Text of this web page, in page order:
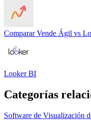
Comparar Vende Ágil vs
Looker BI
Categorías
Software de Visualización